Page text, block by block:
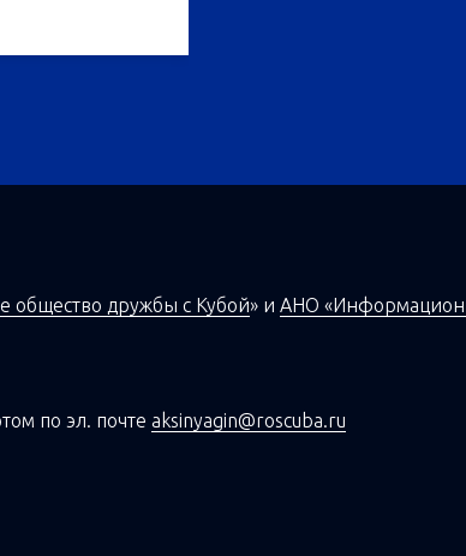
общество дружбы с Кубой» иАНО
по эл. почте aksinyagin@roscuba.ru